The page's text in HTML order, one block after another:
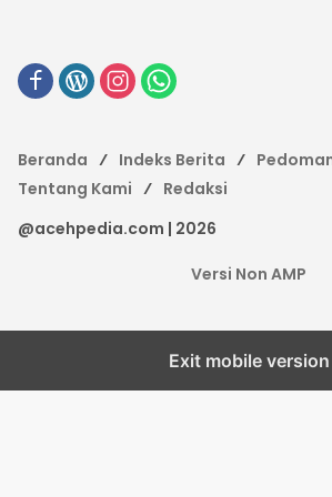
Beranda Indeks Berita
Tentang Kami
Redaksi
@acehpedia.com | 2026
Versi Non AMP
Exit mobile version